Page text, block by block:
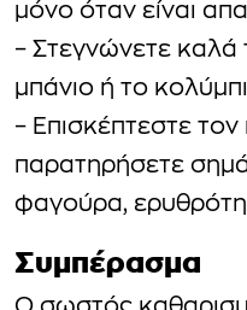
μόνο όταν είναι
– Στεγνώνετε καλά
μπάνιο ή το
– Επισκέπτεστε τον
παρατηρήσετε
φαγούρα,
Συμπέρασμα